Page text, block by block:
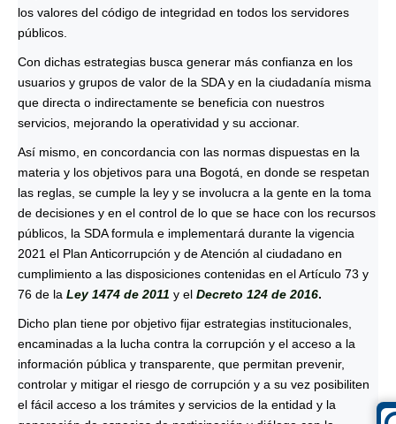
los valores del código de integridad en todos los servidores
públicos.
Con dichas estrategias busca generar más confianza en los
usuarios y grupos de valor de la SDA y en la ciudadanía misma
que directa o indirectamente se beneficia con nuestros
servicios, mejorando la operatividad y su accionar.
Así mismo, en concordancia con las normas dispuestas en la
materia y los objetivos para una Bogotá, en donde se respetan
las reglas, se cumple la ley y se involucra a la gente en la toma
de decisiones y en el control de lo que se hace con los recursos
públicos, la SDA formula e implementará durante la vigencia
2021 el Plan Anticorrupción y de Atención al ciudadano en
cumplimiento a las disposiciones contenidas en el Artículo 73 y
76 de la Ley 1474 de 2011 y el Decreto 124 de 2016.
Dicho plan tiene por objetivo fijar estrategias institucionales,
encaminadas a la lucha contra la corrupción y el acceso a la
información pública y transparente, que permitan prevenir,
controlar y mitigar el riesgo de corrupción y a su vez posibiliten
el fácil acceso a los trámites y servicios de la entidad y la